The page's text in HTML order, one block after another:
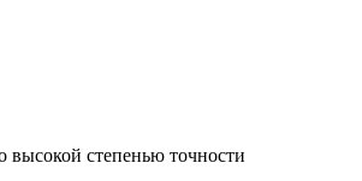
высокой степенью точности